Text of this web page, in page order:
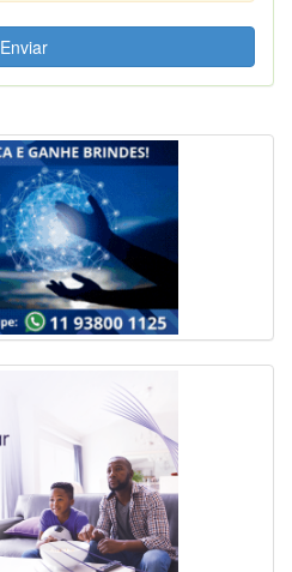
Enviar